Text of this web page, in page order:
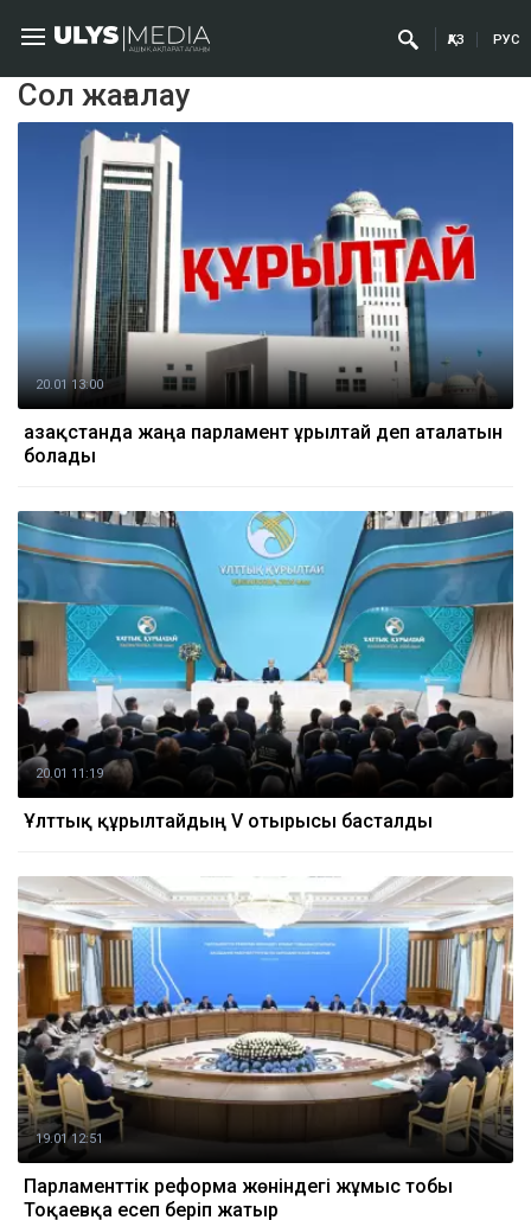
ҚАЗ РУС
Сол жағалау
20.01 13:00
Қазақстанда жаңа парламент Құрылтай деп аталатын
болады
20.01 11:19
Ұлттық құрылтайдың V отырысы басталды
19.01 12:51
Парламенттік реформа жөніндегі жұмыс тобы
Тоқаевқа есеп беріп жатыр